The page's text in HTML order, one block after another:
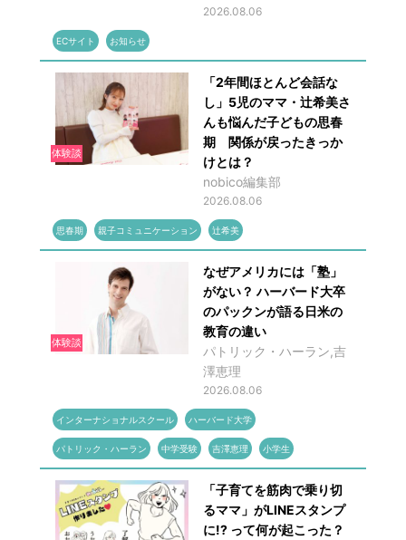
2026.08.06
ECサイト お知らせ
体験談
「2年間ほとんど会話な
し」5児のママ・辻希美さ
んも悩んだ子どもの思春
期 関係が戻ったきっか
けとは？
nobico編集部
2026.08.06
思春期 親子コミュニケーション 辻希美
体験談
なぜアメリカには「塾」
がない？ ハーバード大卒
のパックンが語る日米の
教育の違い
パトリック・ハーラン,吉
澤恵理
2026.08.06
インターナショナルスクール ハーバード大学
パトリック・ハーラン 中学受験 吉澤恵理 小学生
「子育てを筋肉で乗り切
るママ」がLINEスタンプ
に!? って何が起こった？